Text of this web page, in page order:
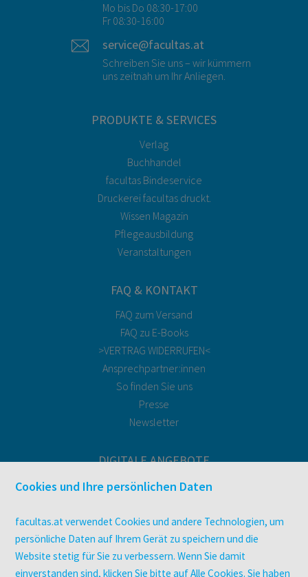
Mo bis Do 08:30-17:00
Fr 08:30-16:00
service@facultas.at
Schreiben Sie uns – wir kümmern
uns zeitnah um Ihr Anliegen.
PRODUKTE & SERVICES
Verlag
Buchhandel
facultas Bindeservice
Druckerei facultas druckt.
Wissen Magazin
Pflegeausbildung
Veranstaltungen
FAQ & KONTAKT
FAQ zum Versand
FAQ zu E-Books
>VERTRAG WIDERRUFEN<
Ansprechpartner:innen
So finden Sie uns
Presse
Newsletter
DIGITALE ANGEBOTE
Überblick
utb elibrary
E-Books
facultas Club
Cookies und Ihre persönlichen Daten
facultas.at verwendet Cookies und andere Technologien, um
persönliche Daten auf Ihrem Gerät zu speichern und die
Website stetig für Sie zu verbessern. Wenn Sie damit
einverstanden sind, klicken Sie bitte auf Alle Cookies. Sie haben